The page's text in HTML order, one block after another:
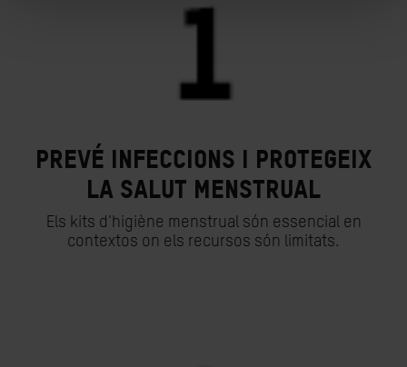
Prevé infeccions i protegeix
la salut menstrual
Els kits d'higiène menstrual són essencial en
contextos on els recursos són limitats.